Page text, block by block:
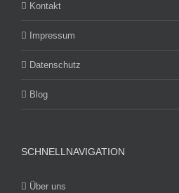
Kontakt
Impressum
Datenschutz
Blog
SCHNELLNAVIGATION
Über uns